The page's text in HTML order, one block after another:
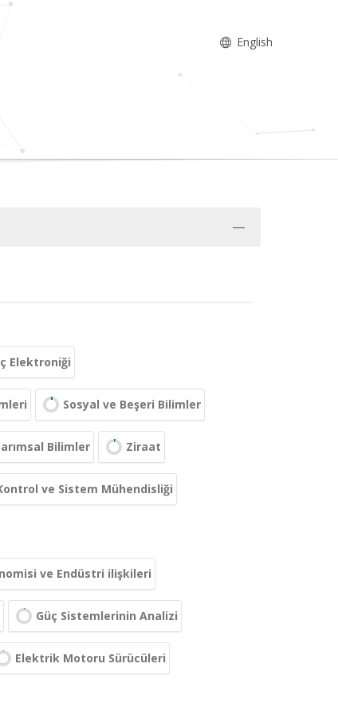
English
Elektroniği
Sosyal ve Beşeri Bilimler
Bilimler Ziraat
ve Sistem Mühendisliği
ve Endüstri ilişkileri
Güç Sistemlerinin Analizi
Elektrik Motoru Sürücüleri